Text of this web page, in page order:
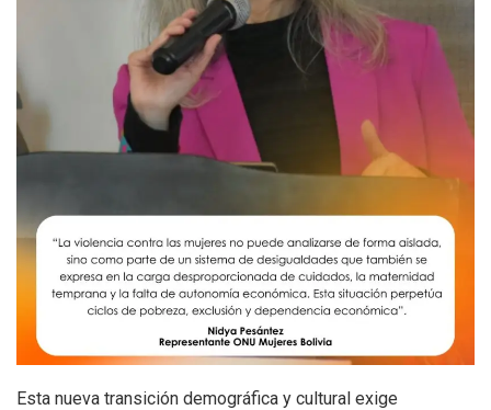
Esta nueva transición demográfica y cultural exige